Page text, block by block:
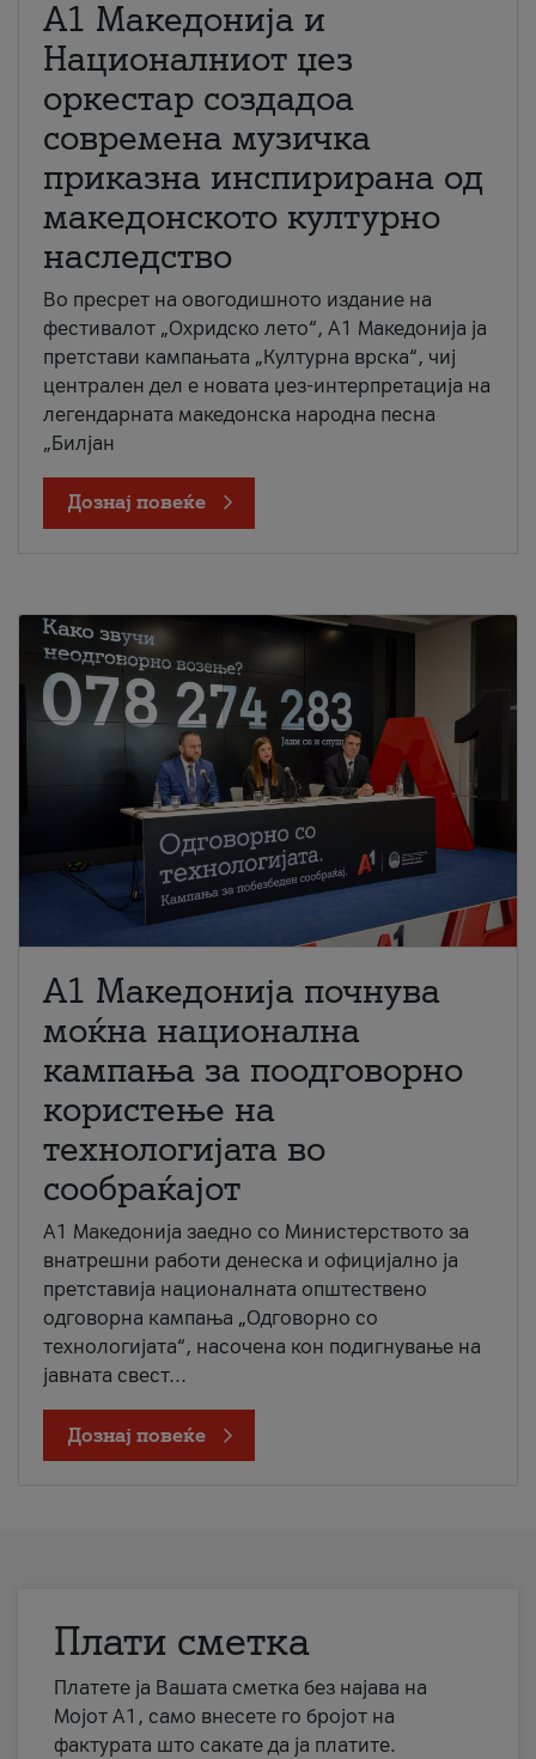
А1 Македонија и
Националниот џез
оркестар создадоа
современа музичка
приказна инспирирана од
македонското културно
наследство
Во пресрет на овогодишното издание на
фестивалот „Охридско лето“, А1 Македонија ја
претстави кампањата „Културна врска“, чиј
централен дел е новата џез-интерпретација на
легендарната македонска народна песна
„Билјан
Дознај повеќе
A1 Македонија почнува
моќна национална
кампања за поодговорно
користење на
технологијата во
сообраќајот
A1 Македонија заедно со Министерството за
внатрешни работи денеска и официјално ја
претставија националната општествено
одговорна кампања „Одговорно со
технологијата“, насочена кон подигнување на
јавната свест...
Дознај повеќе
Плати сметка
Платете ја Вашата сметка без најава на
Мојот А1, само внесете го бројот на
фактурата што сакате да ја платите.